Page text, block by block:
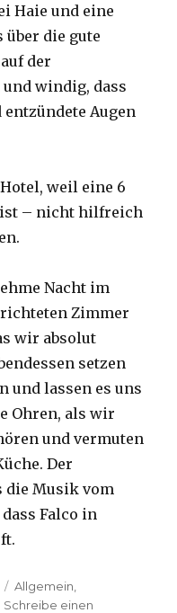
Haie und eine
die gute
der
windig, dass
Augen
weil eine 6
ist – nicht hilfreich
Nacht im
Zimmer
wir absolut
setzen
und lassen es uns
Ohren, als wir
und vermuten
Der
die Musik vom
Falco in
Kategorien
Allgemein
Schreibe einen